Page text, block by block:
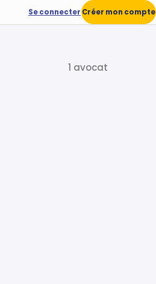
Se connecter Créer mon compte
1 avocat